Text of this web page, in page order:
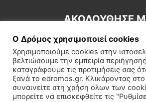
ΑΚΟΛΟΥΘΗΣΕ
Εγγραφή συνδρομητή Πολιτική
Ο Δρόμος χρησιμοποιεί cookies
Χρησιμοποιούμε cookies στην
βελτιώσουμε την εμπειρία
καταγράφουμε τις προτιμήσεις σας
ξανά το edromos.gr. Κλικάροντας
συναινείτε στη χρήση όλων των
μπορείτε να επισκεφθείτε τις